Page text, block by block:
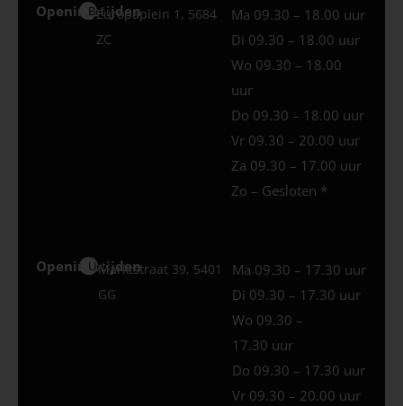
Openingstijden
Best
Europaplein 1, 5684
ZC
Ma 09.30 – 18.00 uur
Di 09.30 – 18.00 uur
Wo 09.30 – 18.00
uur
Do 09.30 – 18.00 uur
Vr 09.30 – 20.00 uur
Za 09.30 – 17.00 uur
Zo – Gesloten *
Openingstijden
Uden
Marktstraat 39, 5401
GG
Ma 09.30 – 17.30 uur
Di 09.30 – 17.30 uur
Wo 09.30 –
17.30 uur
Do 09.30 – 17.30 uur
Vr 09.30 – 20.00 uur